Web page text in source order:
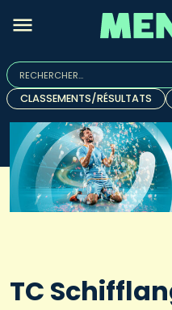
Rechercher :
Quand les résultats de
CLASSEMENTS/RÉSULTATS
TC